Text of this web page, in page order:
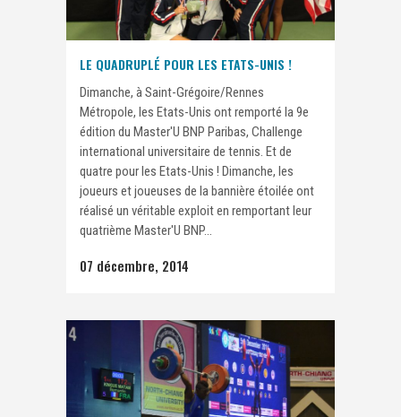
LE QUADRUPLÉ POUR LES ETATS-UNIS !
Dimanche, à Saint-Grégoire/Rennes
Métropole, les Etats-Unis ont remporté la 9e
édition du Master'U BNP Paribas, Challenge
international universitaire de tennis. Et de
quatre pour les Etats-Unis ! Dimanche, les
joueurs et joueuses de la bannière étoilée ont
réalisé un véritable exploit en remportant leur
quatrième Master'U BNP...
07 décembre, 2014